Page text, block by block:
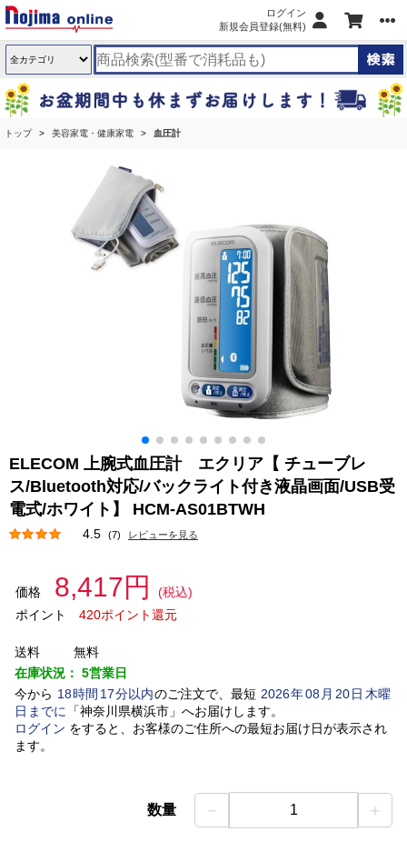
ログイン
新規会員登録(無料)
トップ 美容家電・健康家電 血圧計
ELECOM 上腕式血圧計 エクリア【 チューブレ
ス/Bluetooth対応/バックライト付き液晶画面/USB受
電式/ホワイト】 HCM-AS01BTWH
4.5 (7) レビューを見る
価格 8,417円
(税込)
ポイント
420ポイント還元
送料
無料
在庫状況： 5営業日
今から 18時間 17分以内のご注文で、最短 2026年08 月 20日木曜
日 までに 「神奈川県横浜市」 へお届けします。
ログイン をすると、お客様のご住所への最短お届け日が表示され
ます。
数量 － 1 ＋